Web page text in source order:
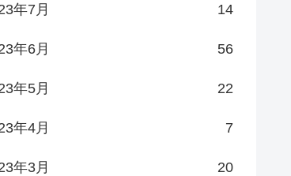
年7月 14
年6月 56
年5月 22
年4月 7
年3月 20